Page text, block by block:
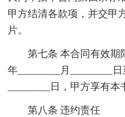
甲方结清各款项，并交甲
片。
第七条 本合同有效期
年________月________
________日，甲方享有本
第八条 违约责任